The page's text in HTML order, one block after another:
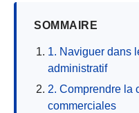
SOMMAIRE
1. Naviguer dans
administratif
2. Comprendre la
commerciales